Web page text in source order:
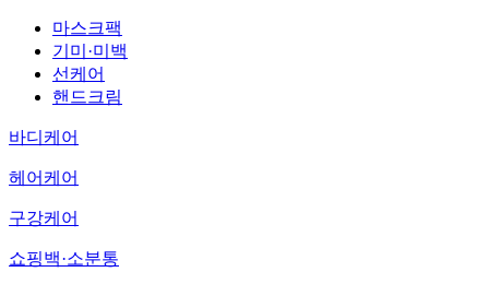
마스크팩
기미·미백
선케어
핸드크림
바디케어
헤어케어
구강케어
쇼핑백·소분통